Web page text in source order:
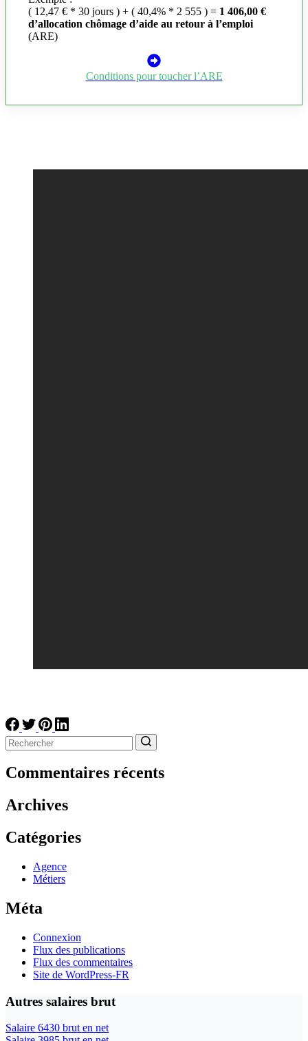
( 12,47 € * 30 jours ) + ( 40,4% * 2 555 ) = 1 406,00 €
d’allocation chômage d’aide au retour à l’emploi
(ARE)
Conditions pour toucher l’ARE
résultat
Commentaires récents
Archives
Catégories
Agence
Métiers
Méta
Connexion
Flux des publications
Flux des commentaires
Site de WordPress-FR
Autres salaires brut
Salaire 6430 brut en net